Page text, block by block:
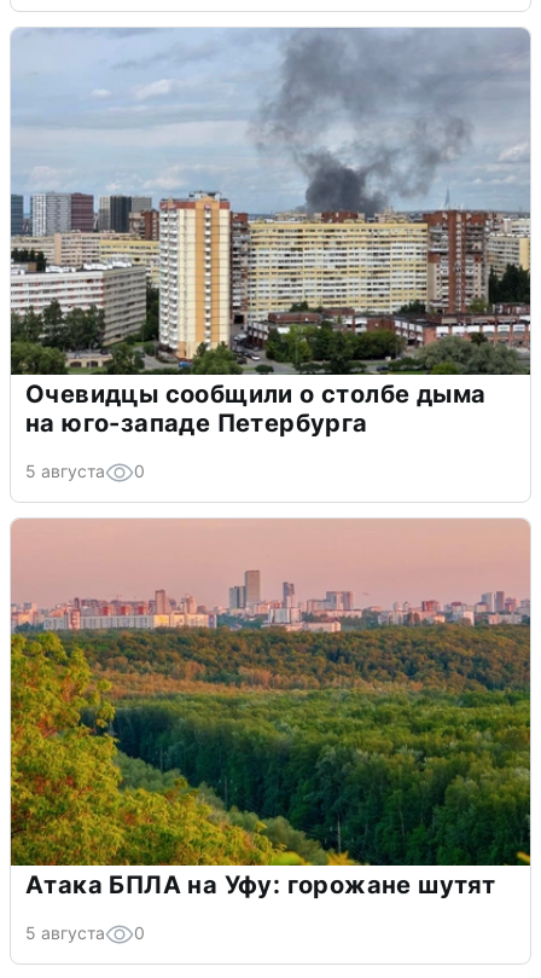
Очевидцы сообщили о столбе дыма
на юго-западе Петербурга
5 августа 0
Атака БПЛА на Уфу: горожане шутят
5 августа 0